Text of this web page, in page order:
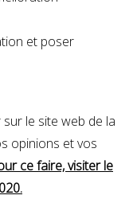
et poser
le site web de la
opinions et vos
ce faire, visiter le